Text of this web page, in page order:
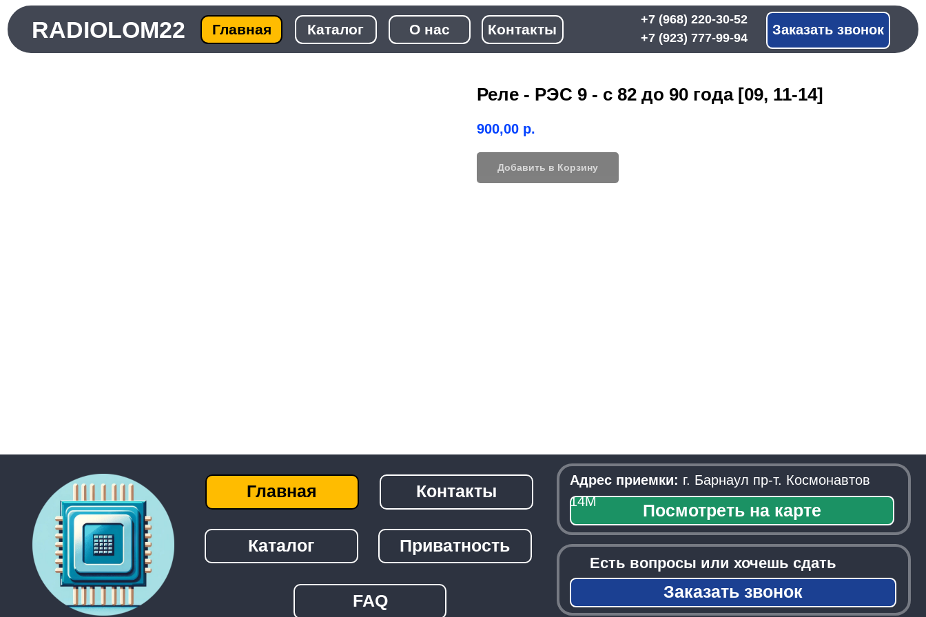
О нас
Главная Каталог Контакты
RADIOLOM22 +7 (968) 220-30-52
+7 (923) 777-99-94
Заказать звонок
Реле - РЭС 9 - с 82 до 90 года [09, 11-14]
900,00 р.
Добавить в Корзину
Каталог Приватность
───────────────────────────────────────────────────────────────────────────────────
Radiolom22.ru
Есть вопросы или хочешь сдать
детали? Заказать звонок
Посмотреть на карте